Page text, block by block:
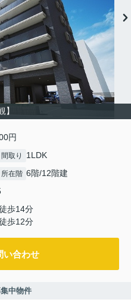
】
円
間取り 1LDK
所在階 6階/12階建
歩14分
歩12分
い合わせ
中物件